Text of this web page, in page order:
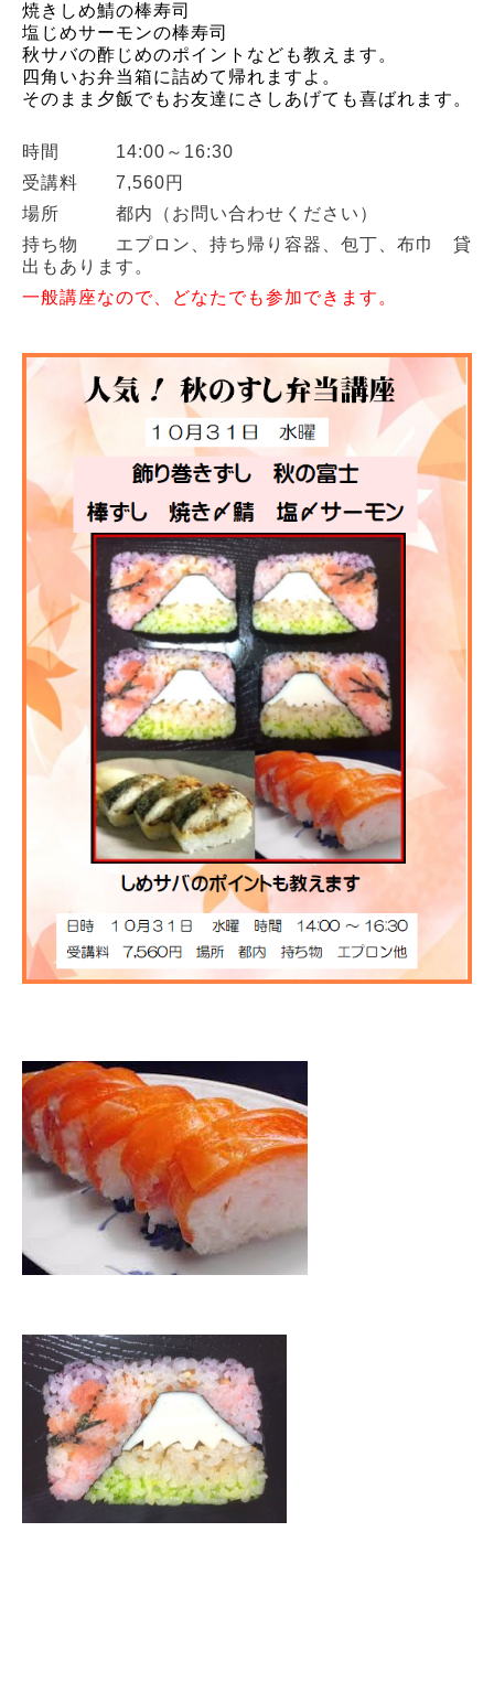
焼きしめ鯖の棒寿司
塩じめサーモンの棒寿司
秋サバの酢じめのポイントなども教えます。
四角いお弁当箱に詰めて帰れますよ。
そのまま夕飯でもお友達にさしあげても喜ばれます。
時間 14:00～16:30
受講料 7,560円
場所 都内（お問い合わせください）
持ち物 エプロン、持ち帰り容器、包丁、布巾 貸
出もあります。
一般講座なので、どなたでも参加できます。